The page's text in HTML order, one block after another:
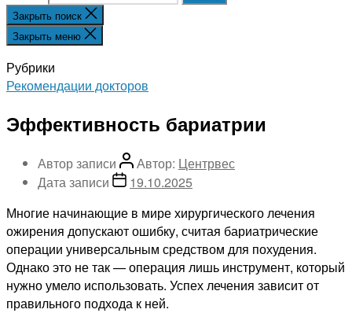
Закрыть поиск
Закрыть меню
Рубрики
Рекомендации докторов
Эффективность бариатрии
Автор записи Автор: Центрвес
Дата записи
19.10.2025
Многие начинающие в мире хирургического лечения
ожирения допускают ошибку, считая бариатрические
операции универсальным средством для похудения.
Однако это не так — операция лишь инструмент, который
нужно умело использовать. Успех лечения зависит от
правильного подхода к ней.